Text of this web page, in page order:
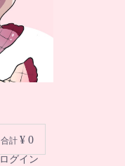
合計 ¥ 0
ログイン